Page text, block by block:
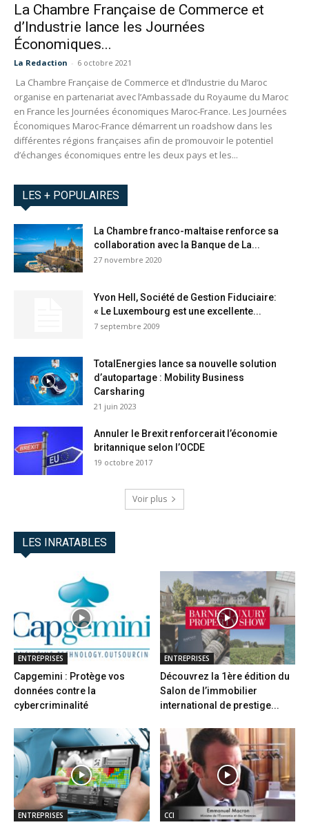
La Chambre Française de Commerce et
d’Industrie lance les Journées
Économiques...
La Redaction - 6 octobre 2021
La Chambre Française de Commerce et d’Industrie du Maroc
organise en partenariat avec l’Ambassade du Royaume du Maroc
en France les Journées économiques Maroc-France. Les Journées
Économiques Maroc-France démarrent un roadshow dans les
différentes régions françaises afin de promouvoir le potentiel
d’échanges économiques entre les deux pays et les...
LES + POPULAIRES
La Chambre franco-maltaise renforce sa
collaboration avec la Banque de La...
27 novembre 2020
Yvon Hell, Société de Gestion Fiduciaire:
« Le Luxembourg est une excellente...
7 septembre 2009
TotalEnergies lance sa nouvelle solution
d’autopartage : Mobility Business
Carsharing
21 juin 2023
Annuler le Brexit renforcerait l’économie
britannique selon l’OCDE
19 octobre 2017
Voir plus
LES INRATABLES
ENTREPRISES
Capgemini : Protège vos
données contre la
cybercriminalité
ENTREPRISES
Découvrez la 1ère édition du
Salon de l’immobilier
international de prestige...
ENTREPRISES CCI